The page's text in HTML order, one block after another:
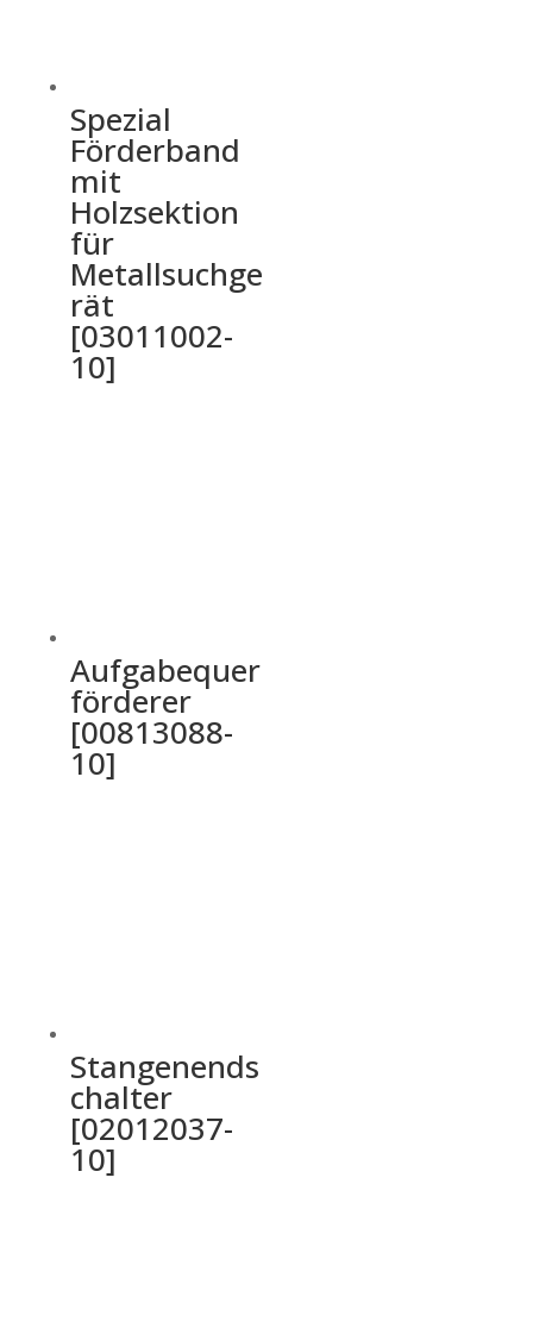
Spezial
Förderband
mit
Holzsektion
für
Metallsuchge
rät
[03011002-
10]
Aufgabequer
förderer
[00813088-
10]
Stangenends
chalter
[02012037-
10]